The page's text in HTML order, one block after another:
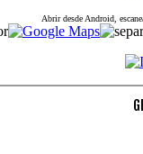
Abrir desde Android,